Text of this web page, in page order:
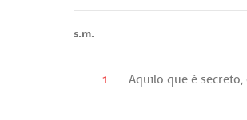
s.m.
1. Aquilo que é secreto,